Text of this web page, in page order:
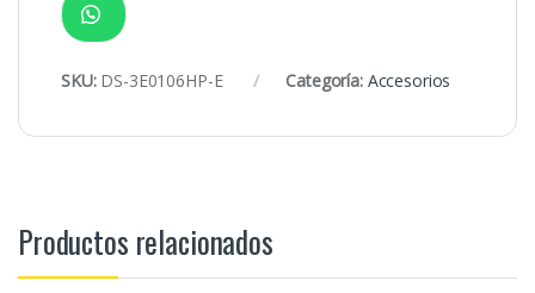
SKU: DS-3E0106HP-E Categoría: Accesorios
Productos relacionados